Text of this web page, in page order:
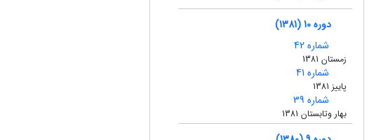
دوره 10 (1381)
شماره 42
زمستان 1381
شماره 41
پاییز 1381
شماره 39
بهار وتابستان 1381